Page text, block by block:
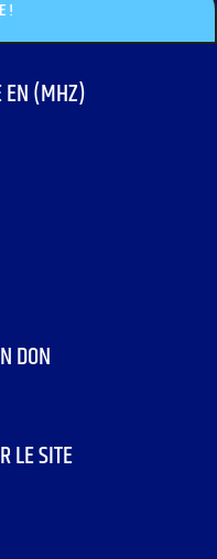
EN (MHZ)
DON
LE SITE